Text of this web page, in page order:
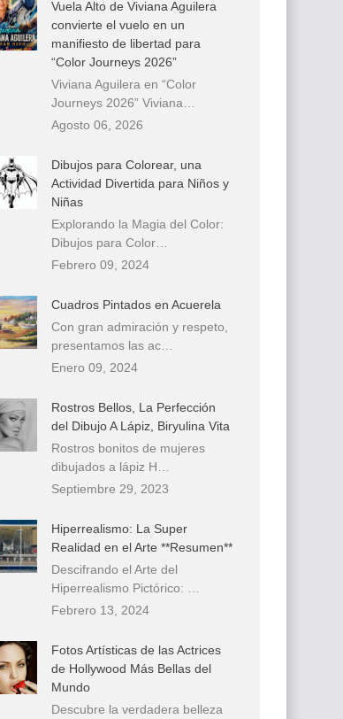
Vuela Alto de Viviana Aguilera
convierte el vuelo en un
manifiesto de libertad para
“Color Journeys 2026”
Viviana Aguilera en “Color
Journeys 2026” Viviana…
Agosto 06, 2026
Dibujos para Colorear, una
Actividad Divertida para Niños y
Niñas
Explorando la Magia del Color:
Dibujos para Color…
Febrero 09, 2024
Cuadros Pintados en Acuerela
Con gran admiración y respeto,
presentamos las ac…
Enero 09, 2024
Rostros Bellos, La Perfección
del Dibujo A Lápiz, Biryulina Vita
Rostros bonitos de mujeres
dibujados a lápiz H…
Septiembre 29, 2023
Hiperrealismo: La Super
Realidad en el Arte **Resumen**
Descifrando el Arte del
Hiperrealismo Pictórico: …
Febrero 13, 2024
Fotos Artísticas de las Actrices
de Hollywood Más Bellas del
Mundo
Descubre la verdadera belleza